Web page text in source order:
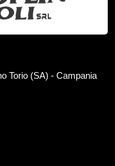
Torio (SA) - Campania